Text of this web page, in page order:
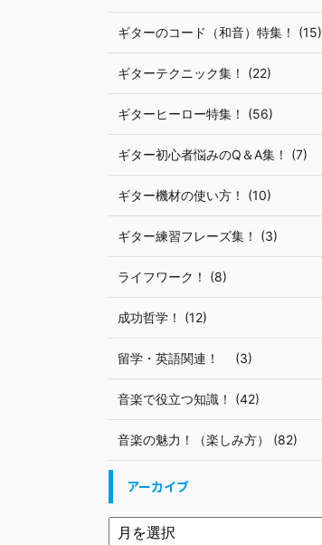
ギターのコード（和音）特集！ (15)
ギターテクニック集！ (22)
ギターヒーロー特集！ (56)
ギター初心者悩みのQ＆A集！ (7)
ギター機材の使い方！ (10)
ギター練習フレーズ集！ (3)
ライフワーク！ (8)
成功哲学！ (12)
留学・英語関連！ (3)
音楽で役立つ知識！ (42)
音楽の魅力！（楽しみ方） (82)
アーカイブ